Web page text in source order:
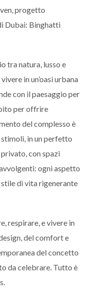
progetto
Dubai: Binghatti
tra natura, lusso e
in un’oasi urbana
con il paesaggio per
per offrire
del complesso è
in un perfetto
con spazi
ogni aspetto
di vita rigenerante
respirare, e vivere in
del comfort e
del concetto
da celebrare. Tutto è